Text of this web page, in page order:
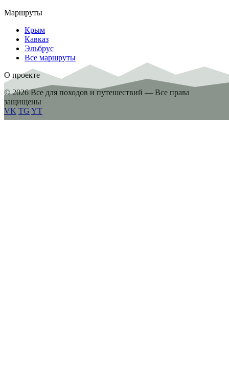
Маршруты
Крым
Кавказ
Эльбрус
Все маршруты
О проекте
© 2026 Все для походов и путешествий — Все права
защищены
VK TG YT